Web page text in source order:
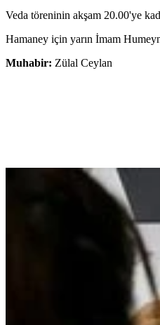
Veda töreninin akşam 20.00'ye
Hamaney için yarın İmam
Muhabir: Zülal Ceylan